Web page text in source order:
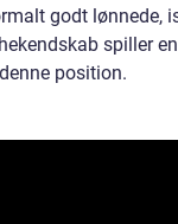
godt lønnede,
spiller
position.